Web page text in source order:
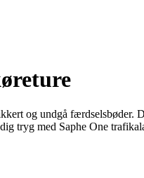
og undgå færdselsbøder.
tryg med Saphe One